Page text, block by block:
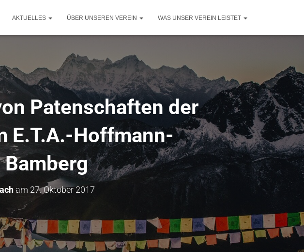
AKTUELLES ÜBER UNSEREN VEREIN WAS UNSER VEREIN LEISTET
Patenschaften der
E.T.A.-Hoffmann-
am 27. Oktober 2017